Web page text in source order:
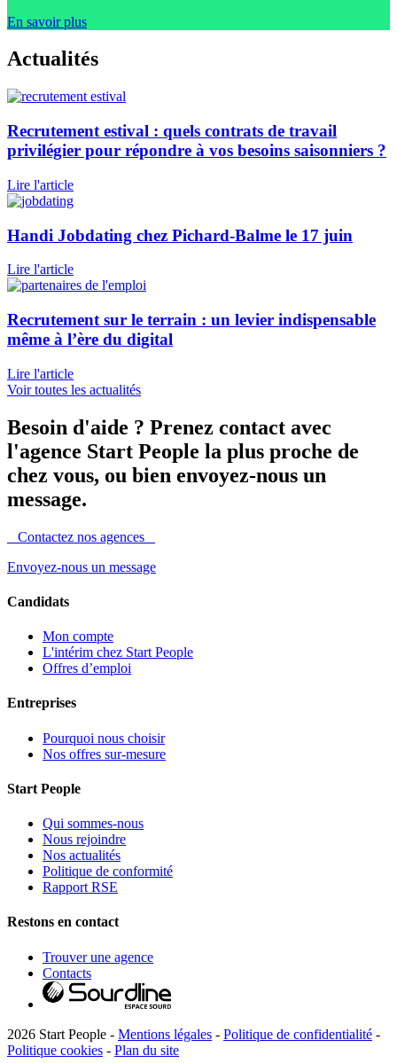
En savoir plus
Actualités
Recrutement estival : quels contrats de travail
privilégier pour répondre à vos besoins saisonniers ?
Lire l'article
Handi Jobdating chez Pichard-Balme le 17 juin
Lire l'article
Recrutement sur le terrain : un levier indispensable
même à l’ère du digital
Lire l'article
Voir toutes les actualités
Besoin d'aide ? Prenez contact avec
l'agence Start People la plus proche de
chez vous, ou bien envoyez-nous un
message.
Contactez nos agences
Envoyez-nous un message
Candidats
Mon compte
L'intérim chez Start People
Offres d’emploi
Entreprises
Pourquoi nous choisir
Nos offres sur-mesure
Start People
Qui sommes-nous
Nous rejoindre
Nos actualités
Politique de conformité
Rapport RSE
Restons en contact
Trouver une agence
Contacts
2026 Start People - Mentions légales - Politique de confidentialité -
Politique cookies - Plan du site